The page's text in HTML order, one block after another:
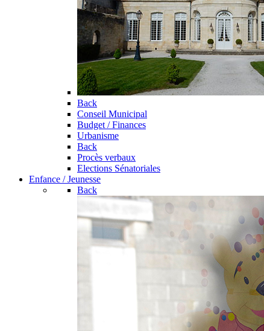
Back
Conseil Municipal
Budget / Finances
Urbanisme
Back
Procès verbaux
Elections Sénatoriales
Enfance / Jeunesse
Back